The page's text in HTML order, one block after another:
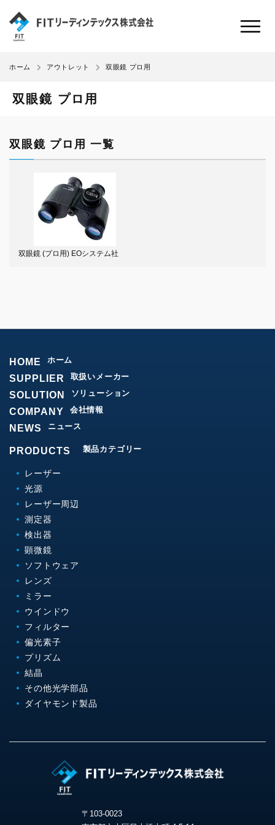
ホーム アウトレット 双眼鏡 プロ用
双眼鏡 プロ用
双眼鏡 プロ用 一覧
双眼鏡 (プロ用) EOシステム社
〒103-0023
HOME ホーム
SUPPLIER 取扱いメーカー
SOLUTION ソリューション
COMPANY 会社情報
NEWS ニュース
PRODUCTS 製品カテゴリー
レーザー
光源
レーザー周辺
測定器
検出器
顕微鏡
ソフトウェア
レンズ
ミラー
ウインドウ
フィルター
偏光素子
プリズム
結晶
その他光学部品
ダイヤモンド製品